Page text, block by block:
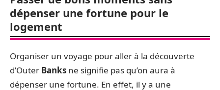
dépenser une fortune pour le
logement
Organiser un voyage pour aller à la découverte
d’Outer Banks ne signifie pas qu’on aura à
dépenser une fortune. En effet, il y a une